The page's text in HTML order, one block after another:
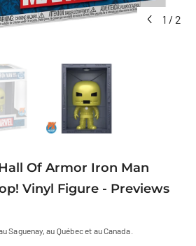
1 / 2
Of Armor Iron Man
Vinyl Figure - Previews
Saguenay, au Québec et au Canada.